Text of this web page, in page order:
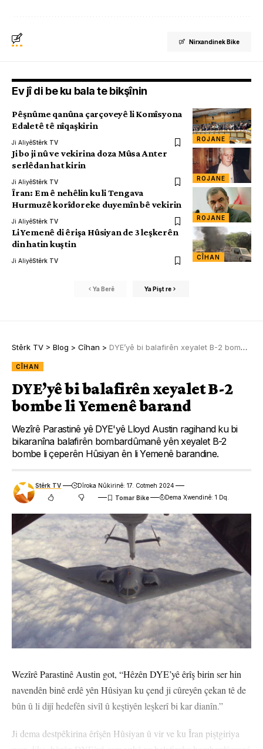
Nirxandinek Bike
Ev jî di be ku bala te bikşînin
ROJANE
Pêşnûme qanûna çarçoveyê li Komîsyona
Edaletê tê nîqaşkirin
Ji AliyêStêrk TV
ROJANE
Ji bo ji nû ve vekirina doza Mûsa Anter
serlêdan hat kirin
Ji AliyêStêrk TV
ROJANE
Îran: Em ê nehêlin ku li Tengava
Hurmuzê korîdoreke duyemîn bê vekirin
Ji AliyêStêrk TV
CÎHAN
Li Yemenê di êrişa Hûsiyan de 3 leşkerên
din hatin kuştin
Ji AliyêStêrk TV
Ya Berê Ya Pişt re
Stêrk TV > Blog > Cîhan > DYE’yê bi balafirên xeyalet B-2 bombe li Yemenê barand
CÎHAN
DYE’yê bi balafirên xeyalet B-2
bombe li Yemenê barand
Wezîrê Parastinê yê DYE'yê Lloyd Austin ragihand ku bi
bikaranîna balafirên bombardûmanê yên xeyalet B-2
bombe li çeperên Hûsiyan ên li Yemenê barandine.
Stêrk TV
Dîroka Nûkirinê: 17. Cotmeh 2024
Dema Xwendinê: 1 Dq.
Wezîrê Parastinê Austin got, “Hêzên DYE’yê êrîş birin ser hin
navendên binê erdê yên Hûsiyan ku çend ji cûreyên çekan tê de
bûn û li dijî hedefên sivîl û keştiyên leşkerî bi kar dianîn.”
Ji dema destpêkirina êrîşên Hûsiyan û vir ve ku Îran piştgiriya